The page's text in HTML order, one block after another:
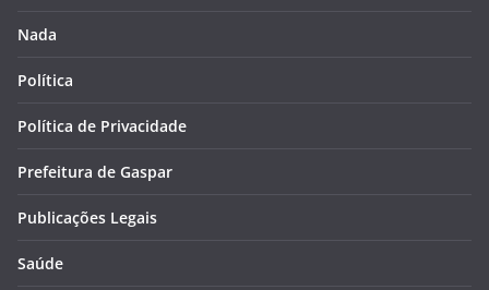
Nada
Política
Política de Privacidade
Prefeitura de Gaspar
Publicações Legais
Saúde